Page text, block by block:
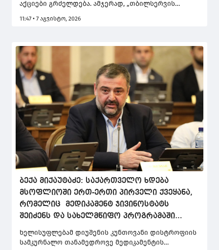
აქციები გრძელდება. ამჯერად, „თბილსერვის
მიმდებარე ტერიტორიაზე გამართა.
11:47 • 7 აგვისტო, 2026
ბექა მიქაუტაძე: საქართველო ხდება
მსოფლიოში ერთ-ერთი პირველი ქვეყანა,
რომელიც მედიკამენტ ჯივინოსტატს
შეიძენს და სახელმწიფო პროგრამაში
დანერგავს
ხელისუფლებამ დიუშენის კუნთოვანი დისტროფიის
სამკურნალო თანამედროვე მედიკამენტის